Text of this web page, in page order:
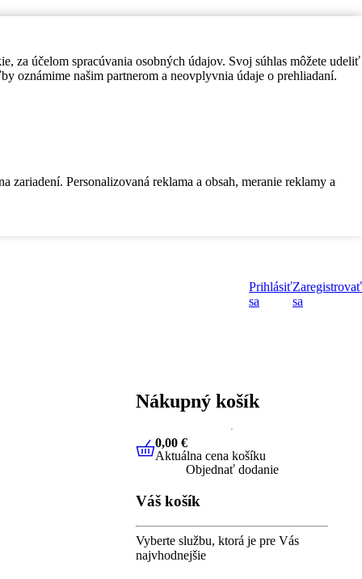
za účelom spracúvania osobných údajov. Svoj súhlas môžete udeliť
oznámime našim partnerom a neovplyvnia údaje o prehliadaní.
Personalizovaná reklama a obsah, meranie reklamy a
Prihlásiť
sa
Zaregistrovať
sa
Nákupný košík
0,00 €Aktuálna cena košíku
0,00 €
Aktuálna cena košíku
Objednať dodanie
Váš košík
Vyberte službu, ktorá je pre Vás
najvhodnejšie